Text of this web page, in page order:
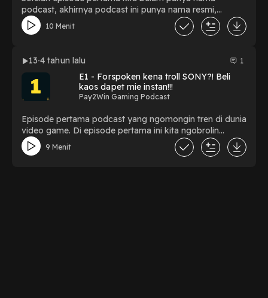
podcast, akhirnya podcast ini punya nama resmi,
Podcast Pay2Win! Episode kali ini membahas game Skull
and Bones yang rilis deket-deket dengan God of War,
Indonesia!
10 Menit
13 4 tahun lalu 1
E1 - Forspoken kena troll SONY?! Beli
kaos dapet mie instan!!!
Pay2Win Gaming Podcast
Episode pertama podcast yang ngomongin tren di dunia
video game. Di episode pertama ini kita ngobrolin
tentang rilisnya trailer Valkyrie Elysium, diumumkannya
tanggal rilis God of War Ragnarok, padetnya rilsi game
9 Menit